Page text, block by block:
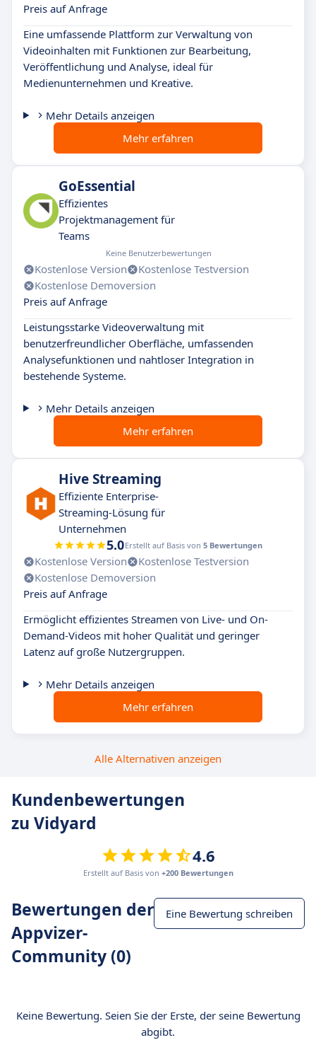
Preis auf Anfrage
Eine umfassende Plattform zur Verwaltung von
Videoinhalten mit Funktionen zur Bearbeitung,
Veröffentlichung und Analyse, ideal für
Medienunternehmen und Kreative.
Mehr Details anzeigen
Mehr erfahren
GoEssential
Effizientes
Projektmanagement für
Teams
Keine Benutzerbewertungen
Kostenlose Version
Kostenlose Testversion
Kostenlose Demoversion
Preis auf Anfrage
Leistungsstarke Videoverwaltung mit
benutzerfreundlicher Oberfläche, umfassenden
Analysefunktionen und nahtloser Integration in
bestehende Systeme.
Mehr Details anzeigen
Mehr erfahren
Hive Streaming
Effiziente Enterprise-
Streaming-Lösung für
Unternehmen
5.0Erstellt auf Basis von 5 Bewertungen
Kostenlose Version
Kostenlose Testversion
Kostenlose Demoversion
Preis auf Anfrage
Ermöglicht effizientes Streamen von Live- und On-
Demand-Videos mit hoher Qualität und geringer
Latenz auf große Nutzergruppen.
Mehr Details anzeigen
Mehr erfahren
Alle Alternativen anzeigen
Kundenbewertungen
zu Vidyard
4.6
Erstellt auf Basis von +200 Bewertungen
Bewertungen der
Appvizer-
Community (0)
Eine Bewertung schreiben
Keine Bewertung. Seien Sie der Erste, der seine Bewertung
abgibt.